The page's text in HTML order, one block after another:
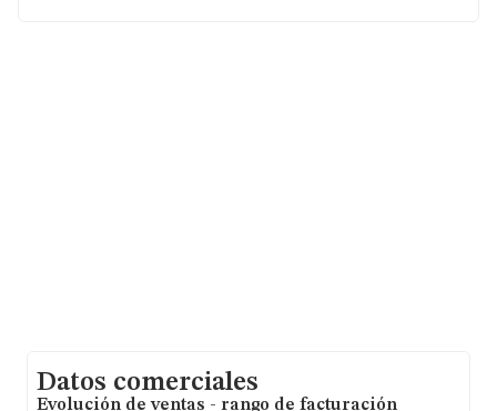
Datos comerciales
Evolución de ventas - rango de facturación